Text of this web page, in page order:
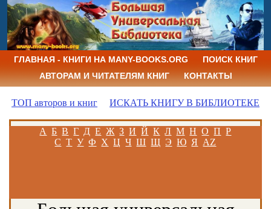
ГЛАВНАЯ - КНИГИ НА MANY-BOOKS.ORG
ПОИСК КНИГ
АВТОРАМ И ЧИТАТЕЛЯМ КНИГ
КОНТАКТЫ
ТОП авторов и книг ИСКАТЬ КНИГУ В БИБЛИОТЕКЕ
А Б В Г Д Е Ж З И Й К Л М Н О П Р
С Т У Ф Х Ц Ч Ш Щ Э Ю Я AZ